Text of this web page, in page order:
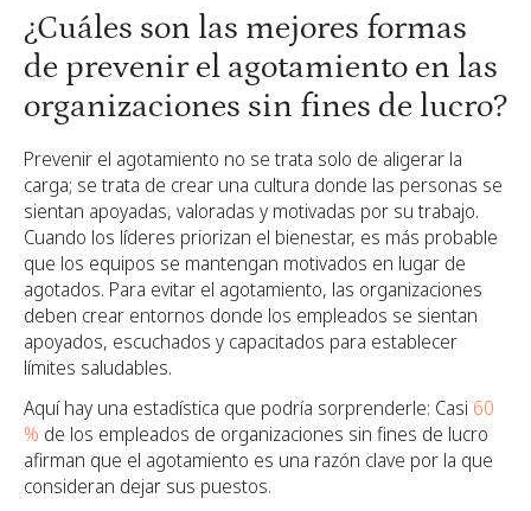
¿Cuáles son las mejores formas
de prevenir el agotamiento en las
organizaciones sin fines de lucro?
Prevenir el agotamiento no se trata solo de aligerar la
carga; se trata de crear una cultura donde las personas se
sientan apoyadas, valoradas y motivadas por su trabajo.
Cuando los líderes priorizan el bienestar, es más probable
que los equipos se mantengan motivados en lugar de
agotados. Para evitar el agotamiento, las organizaciones
deben crear entornos donde los empleados se sientan
apoyados, escuchados y capacitados para establecer
límites saludables.
Aquí hay una estadística que podría sorprenderle: Casi 60
% de los empleados de organizaciones sin fines de lucro
afirman que el agotamiento es una razón clave por la que
consideran dejar sus puestos.